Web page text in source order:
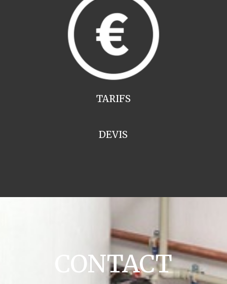
TARIFS
DEVIS
CONTACT